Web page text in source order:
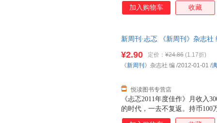
云人物，但有新锐的知道分子
墟”、“时尚英雄”、“不想工作”
加入购物车 收藏
新周刊·忐忑 《新周刊》杂志
《忐忑2011年度佳作》月收入
的时代，一去不复返。持币100
榜……（《中国有多贵》）日
¥2.90 定价： ¥24.86 (1.17折)
悦读图书专营店
《新周刊 》杂志社 编 /2012-01-01 /